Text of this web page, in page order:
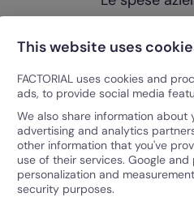
carburante,
riguardare
all’attività o
Perché la
scontrini,
dimostrare
La gestione
This website uses
FACTORIAL uses cookies and
ads, to provide social media
We also share information about
advertising and analytics
other information that you've
use of their services. Google
personalization and
security purposes.